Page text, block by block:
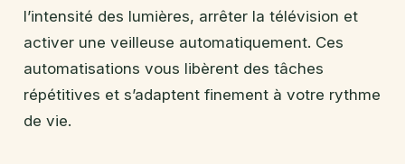
l’intensité des lumières, arrêter la télévision et
activer une veilleuse automatiquement. Ces
automatisations vous libèrent des tâches
répétitives et s’adaptent finement à votre rythme
de vie.